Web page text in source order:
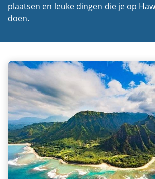
plaatsen en leuke dingen die je op
doen.